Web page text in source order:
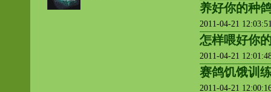
养好你的种
2011-04-21
怎样喂好你
2011-04-21
赛鸽饥饿训
2011-04-21